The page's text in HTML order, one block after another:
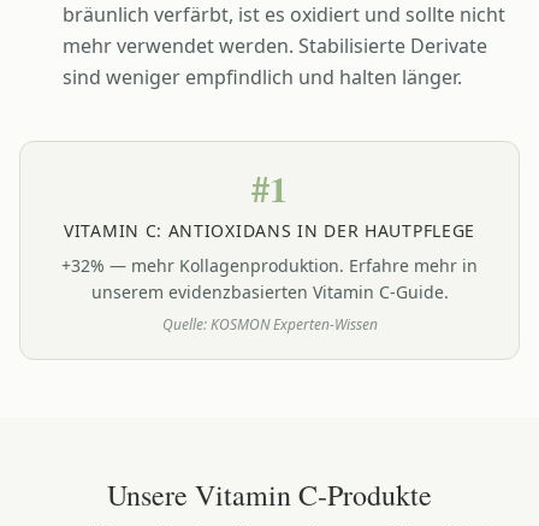
bräunlich verfärbt, ist es oxidiert und sollte nicht
mehr verwendet werden. Stabilisierte Derivate
sind weniger empfindlich und halten länger.
#1
VITAMIN C: ANTIOXIDANS IN DER HAUTPFLEGE
+32% — mehr Kollagenproduktion. Erfahre mehr in
unserem evidenzbasierten Vitamin C-Guide.
Quelle:KOSMON Experten-Wissen
Unsere Vitamin C-Produkte